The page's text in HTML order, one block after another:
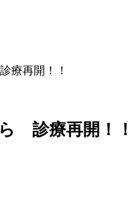
再開！！
診療再開！！